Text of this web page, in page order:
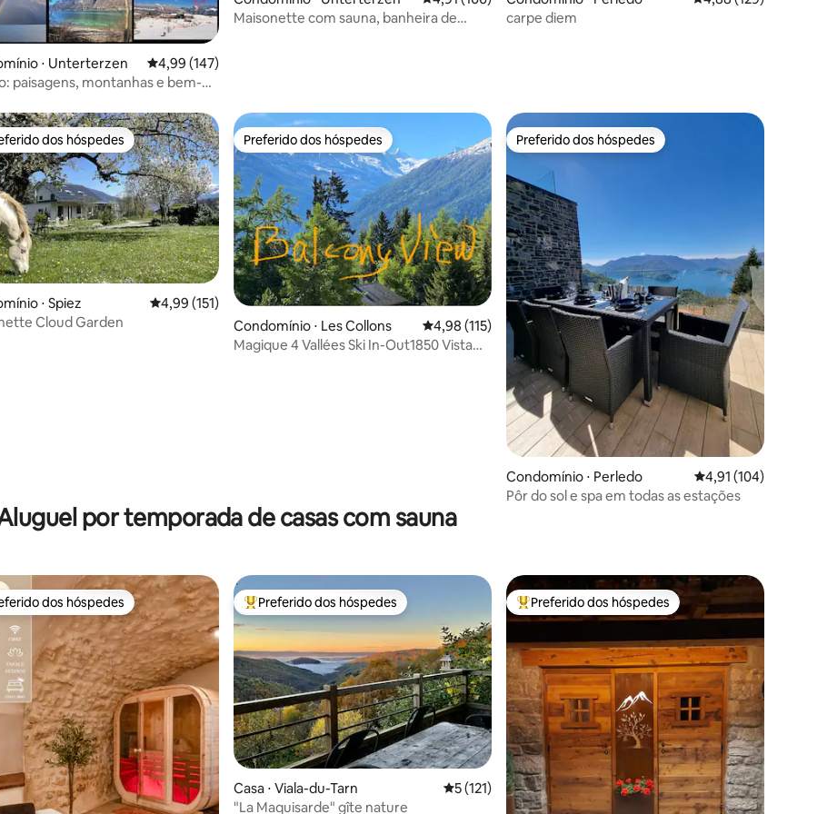
⋅ Unterterzen 4,99 de uma avaliação média de 5, 147 avaliações
4,99 (147)
paisagens, montanhas e bem-
Maisonette com sauna, banheira de
carpe diem
média de 5, 600 avaliações
os melhores preferidos dos hóspedes
dos hóspedes
⋅ Spiez 4,99 de uma avaliação média de 5, 151 avaliações
4,99 (151)
Cloud Garden
Preferido dos hóspedes
Preferido dos hóspedes
Condomínio ⋅ Les Collons 4,98 de uma avaliação média de 5, 115 avaliações
4,98 (115)
Magique 4 Vallées Ski In-Out1850 Vista
Preferido dos hóspedes
Preferido dos hóspedes
Condomínio ⋅ Perledo 4,91 de uma avaliação
4,91 (104)
Pôr do sol e spa em todas as estações
por temporada de casas com sauna
média de 5, 127 avaliações
os melhores preferidos dos hóspedes
dos hóspedes Entre os melhores preferidos dos hóspedes
Preferido dos hóspedes
Casa ⋅ Viala-du-Tarn 5 de uma avaliação média de 5, 121 avaliações
5 (121)
"La Maquisarde" gîte nature
Entre os melhores preferidos dos hóspedes
Preferido dos hóspedes